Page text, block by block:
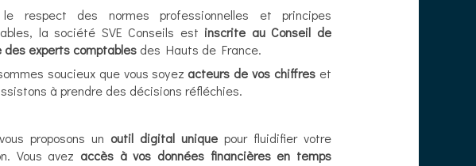
respect des normes professionnelles et principes
la société SVE Conseils est inscrite au Conseil de
des experts comptables des Hauts de France.
soucieux que vous soyez acteurs de vos chiffres et
à prendre des décisions réfléchies.
proposons un outil digital unique pour fluidifier votre
Vous avez accès à vos données financières en temps